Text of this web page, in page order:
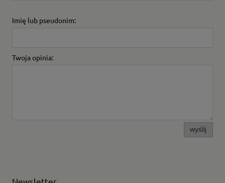
Imię lub pseudonim:
Twoja opinia:
wyślij